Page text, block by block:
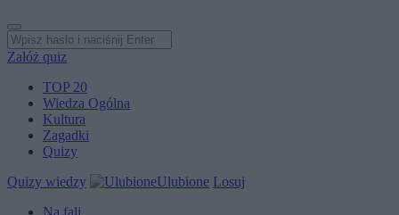
Załóż quiz
TOP 20
Wiedza Ogólna
Kultura
Zagadki
Quizy
Quizy wiedzy
Ulubione Losuj
Na fali